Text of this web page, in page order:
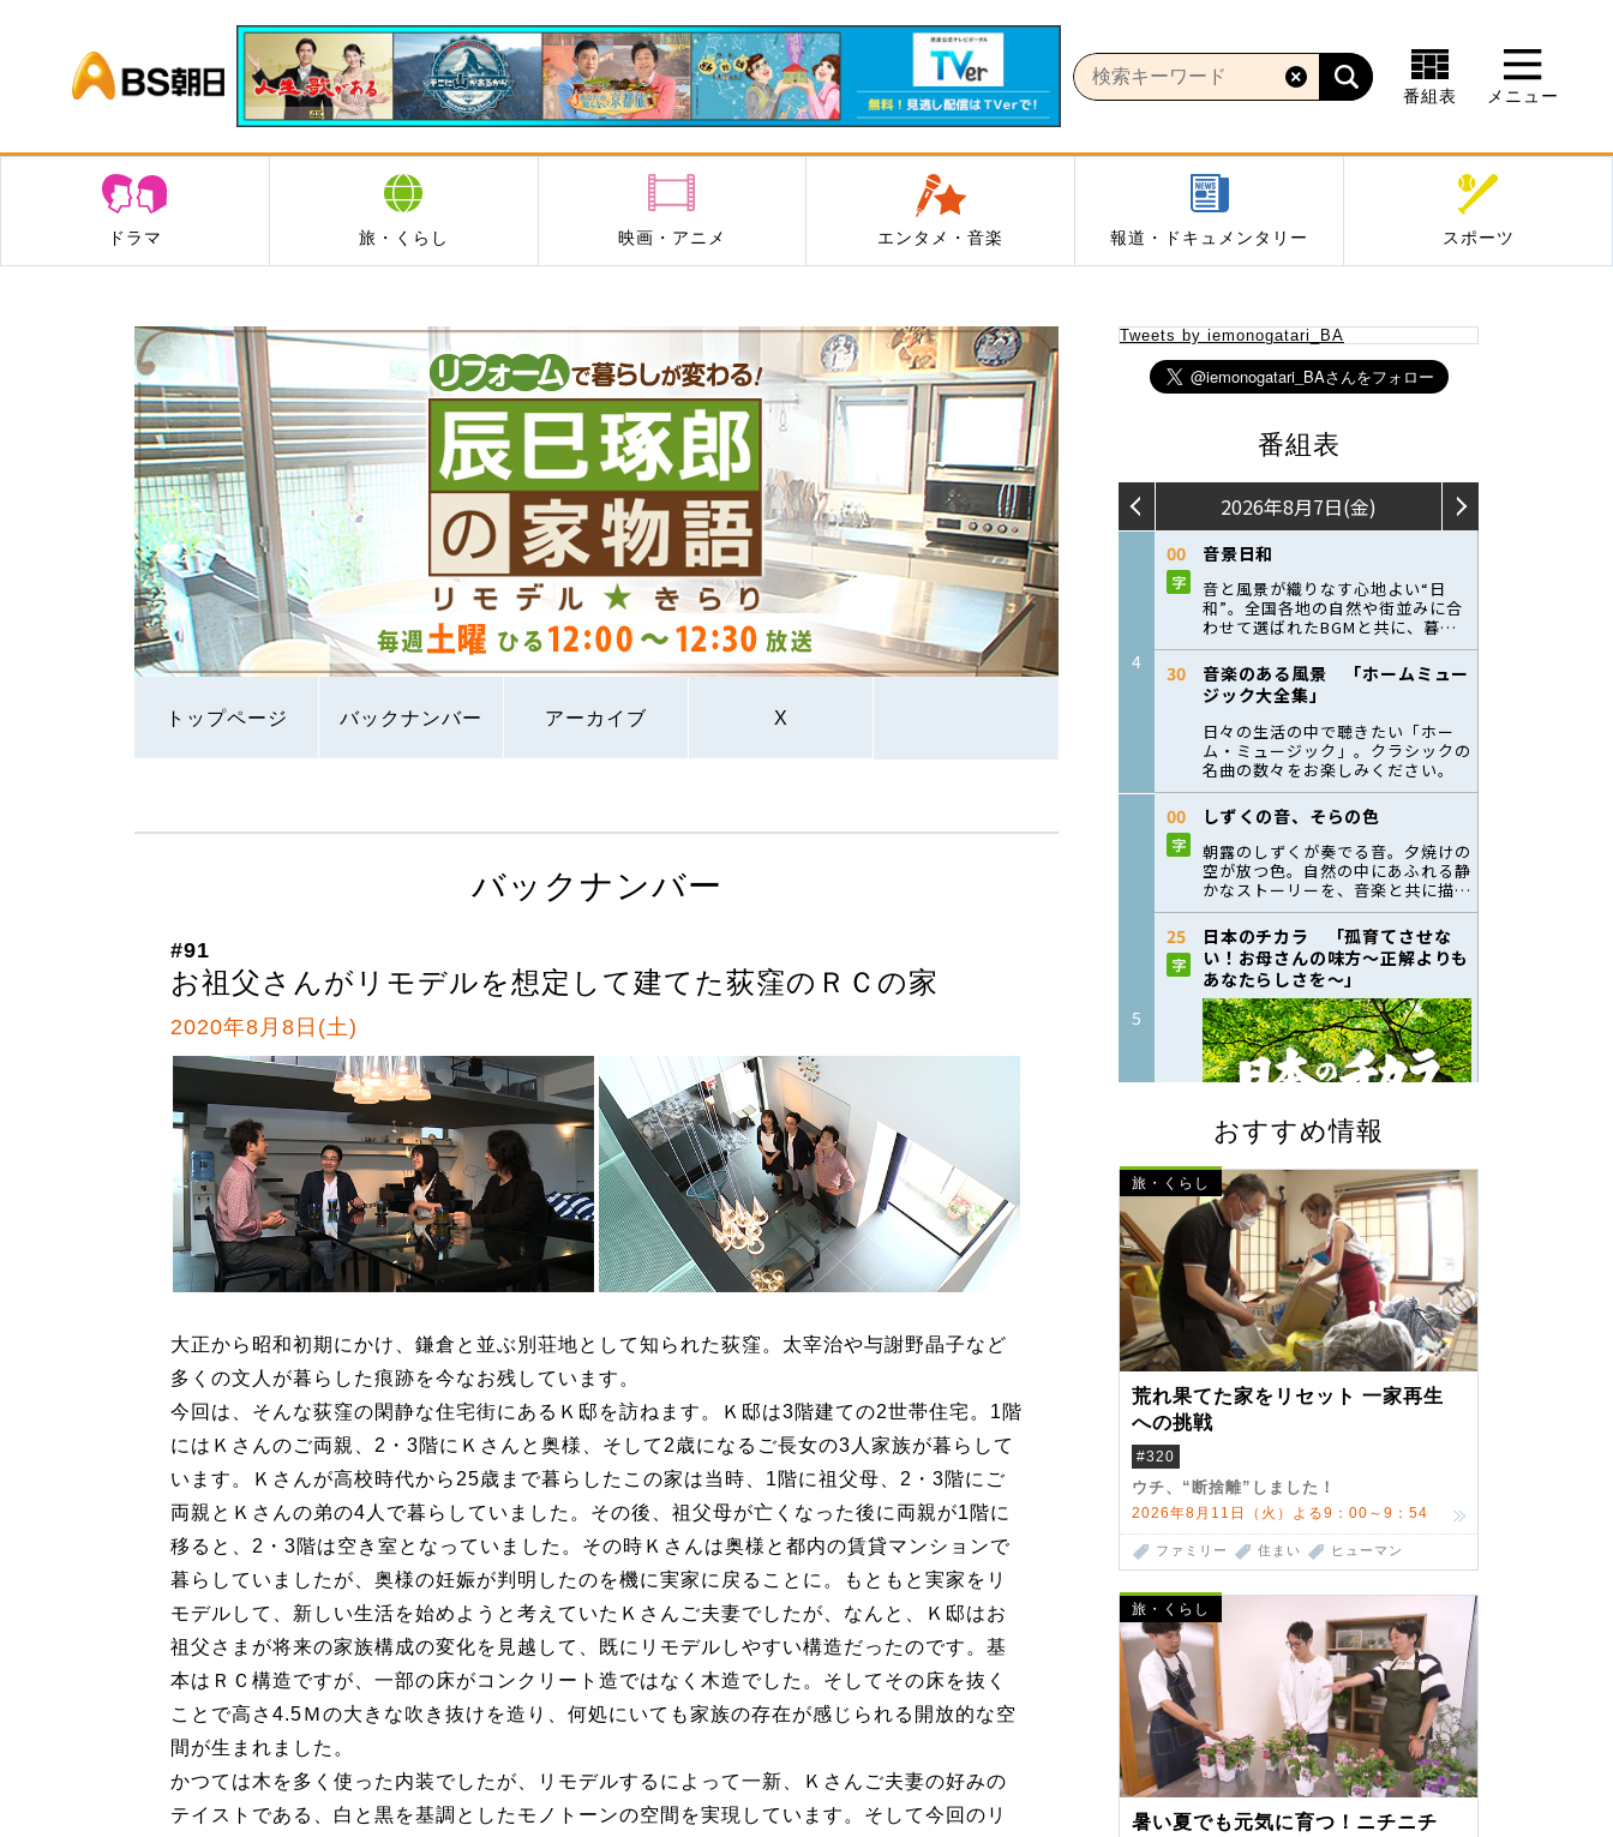
BS朝日
番組表 メニュー
ドラマ 旅・くらし 映画・アニメ エンタメ・音楽 報道・ドキュメンタリー スポーツ
トップページ バックナンバー アーカイブ X
Tweets by iemonogatari_BA
番組表
おすすめ情報
旅・くらし
荒れ果てた家をリセット 一家再生
への挑戦
#320
ウチ、“断捨離”しました！
2026年8月11日（火）よる9：00～9：54
ファミリー 住まい ヒューマン
旅・くらし
暑い夏でも元気に育つ！ニチニチ
バックナンバー
#91
お祖父さんがリモデルを想定して建てた荻窪のＲＣの家
2020年8月8日(土)
大正から昭和初期にかけ、鎌倉と並ぶ別荘地として知られた荻窪。太宰治や与謝野晶子など
多くの文人が暮らした痕跡を今なお残しています。
今回は、そんな荻窪の閑静な住宅街にあるＫ邸を訪ねます。Ｋ邸は3階建ての2世帯住宅。1階
にはＫさんのご両親、2・3階にＫさんと奥様、そして2歳になるご長女の3人家族が暮らして
います。Ｋさんが高校時代から25歳まで暮らしたこの家は当時、1階に祖父母、2・3階にご
両親とＫさんの弟の4人で暮らしていました。その後、祖父母が亡くなった後に両親が1階に
移ると、2・3階は空き室となっていました。その時Ｋさんは奥様と都内の賃貸マンションで
暮らしていましたが、奥様の妊娠が判明したのを機に実家に戻ることに。もともと実家をリ
モデルして、新しい生活を始めようと考えていたＫさんご夫妻でしたが、なんと、Ｋ邸はお
祖父さまが将来の家族構成の変化を見越して、既にリモデルしやすい構造だったのです。基
本はＲＣ構造ですが、一部の床がコンクリート造ではなく木造でした。そしてその床を抜く
ことで高さ4.5Ｍの大きな吹き抜けを造り、何処にいても家族の存在が感じられる開放的な空
間が生まれました。
かつては木を多く使った内装でしたが、リモデルするによって一新、Ｋさんご夫妻の好みの
テイストである、白と黒を基調としたモノトーンの空間を実現しています。そして今回のリ